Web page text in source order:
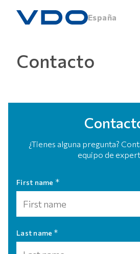
España
Contacto
¿Tienes alguna pregunta?
equipo de
First name *
Last name *